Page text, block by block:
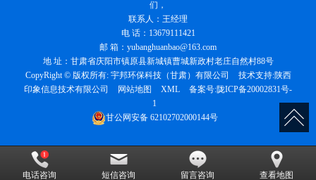
们，
联系人：王经理
电 话：13679111421
邮 箱：yubanghuanbao@163.com
地 址：甘肃省庆阳市镇原县新城镇曹城新政村老庄自然村88号
CopyRight © 版权所有: 宇邦环保科技（甘肃）有限公司 技术支持:陕西
印象信息技术有限公司
网站地图 XML 备案号:陇ICP备20002831号-
1
甘公网安备62102702000144号
电话咨询 短信咨询 留言咨询 查看地图